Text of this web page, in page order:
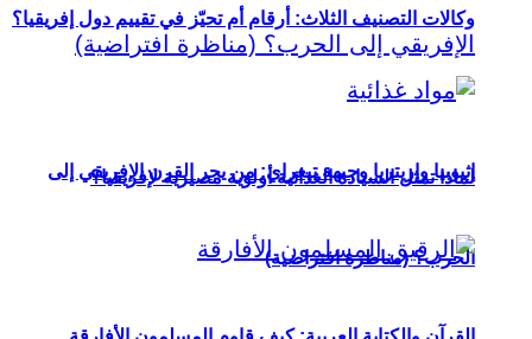
إثيوبيا وإريتريا وجبهة تيغراي: من يجر القرن الإفريقي إلى
الحرب؟ (مناظرة افتراضية)
وكالات التصنيف الثلاث: أرقام أم تحيّز في تقييم دول إفريقيا؟
لماذا تمثل السيادة الغذائية أولوية مصيرية لإفريقيا؟